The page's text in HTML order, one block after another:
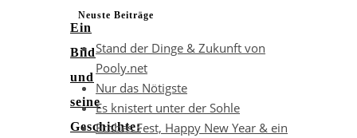
Ein
Bild
und
seine
Geschichte:
Neuste Beiträge
Stand der Dinge & Zukunft von
Pooly.net
Nur das Nötigste
Es knistert unter der Sohle
Frohes Fest, Happy New Year & ein